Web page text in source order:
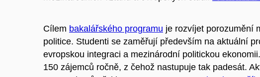
Cílem bakalářského programu je rozvíjet porozumění
politice. Studenti se zaměřují především na aktuální
evropskou integraci a mezinárodní politickou
150 zájemců ročně, z čehož nastupuje tak padesát.